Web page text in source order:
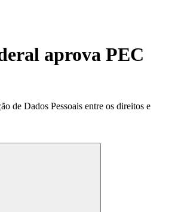
aprova PEC
de Dados Pessoais entre os direitos e